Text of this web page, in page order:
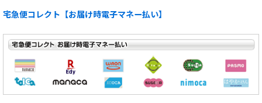
宅急便コレクト【お届け時電子マネー払い】